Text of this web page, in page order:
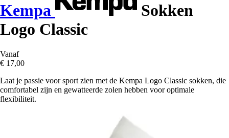
Kempa
Sokken
Logo Classic
Vanaf
€ 17,00
Laat je passie voor sport zien met de Kempa Logo Classic sokken, die
comfortabel zijn en gewatteerde zolen hebben voor optimale
flexibiliteit.